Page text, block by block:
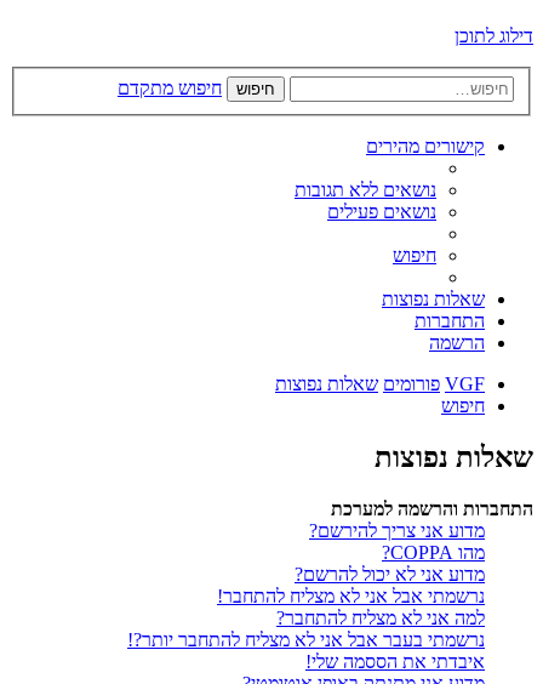
דילוג לתוכן
חיפוש חיפוש מתקדם
קישורים מהירים
נושאים ללא תגובות
נושאים פעילים
חיפוש
שאלות נפוצות
התחברות
הרשמה
VGF פורומים שאלות נפוצות
חיפוש
שאלות נפוצות
התחברות והרשמה למערכת
מדוע אני צריך להירשם?
מהו COPPA?
מדוע אני לא יכול להרשם?
נרשמתי אבל אני לא מצליח להתחבר!
למה אני לא מצליח להתחבר?
נרשמתי בעבר אבל אני לא מצליח להתחבר יותר?!
איבדתי את הססמה שלי!